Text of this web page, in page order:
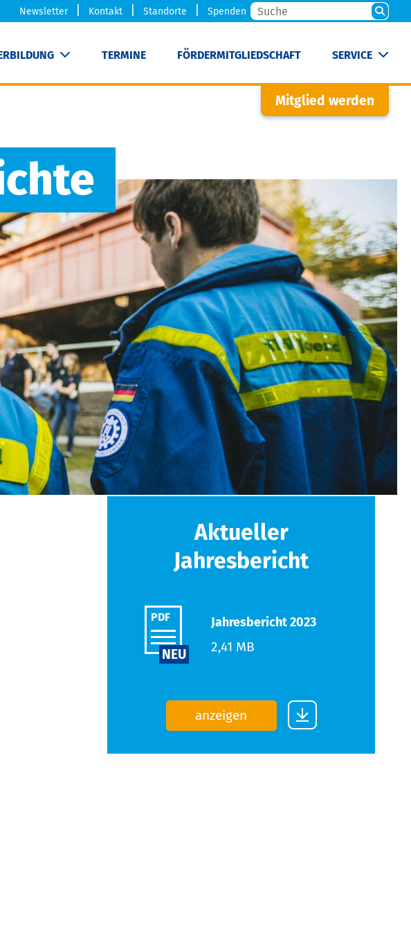
Newsletter Kontakt Standorte Spenden
TERMINE FÖRDERMITGLIEDSCHAFT SERVICE
Mitglied werden
Aktueller
Jahresbericht
PDF
NEU
Jahresbericht 2023
2,41 MB
anzeigen